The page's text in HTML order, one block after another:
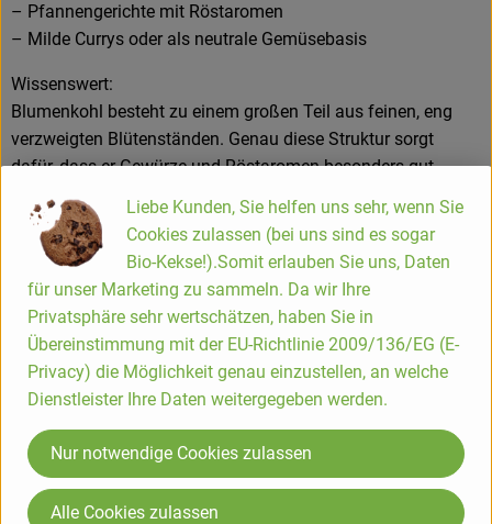
– Pfannengerichte mit Röstaromen
– Milde Currys oder als neutrale Gemüsebasis
Wissenswert:
Blumenkohl besteht zu einem großen Teil aus feinen, eng
verzweigten Blütenständen. Genau diese Struktur sorgt
dafür, dass er Gewürze und Röstaromen besonders gut
aufnimmt – weshalb er im Ofen oft deutlich aromatischer
schmeckt als gekocht.
Produktinformationen
Zutaten
Produktdatenblatt
Liebe Kunden, Sie helfen uns sehr, wenn Sie
Cookies zulassen (bei uns sind es sogar
Bio-Kekse!).Somit erlauben Sie uns, Daten
für unser Marketing zu sammeln. Da wir Ihre
Privatsphäre sehr wertschätzen, haben Sie in
Übereinstimmung mit der EU-Richtlinie 2009/136/EG (E-
Privacy) die Möglichkeit genau einzustellen, an welche
Dienstleister Ihre Daten weitergegeben werden.
Nur notwendige Cookies zulassen
Alle Cookies zulassen